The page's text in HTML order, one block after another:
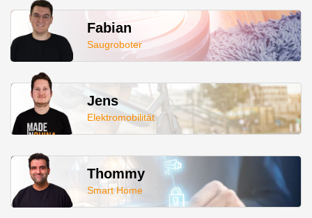
Fabian
Saugroboter
Jens
Elektromobilität
Thommy
Smart Home